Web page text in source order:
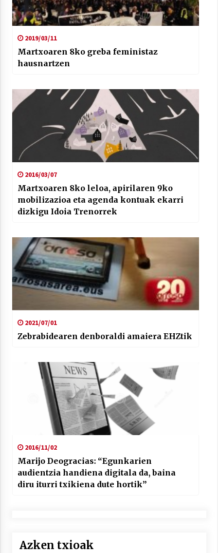
2019/03/11
Martxoaren 8ko greba feministaz
hausnartzen
2016/03/07
Martxoaren 8ko leloa, apirilaren 9ko
mobilizazioa eta agenda kontuak ekarri
dizkigu Idoia Trenorrek
2021/07/01
Zebrabidearen denboraldi amaiera EHZtik
2016/11/02
Marijo Deogracias: “Egunkarien
audientzia handiena digitala da, baina
diru iturri txikiena dute hortik”
Azken txioak